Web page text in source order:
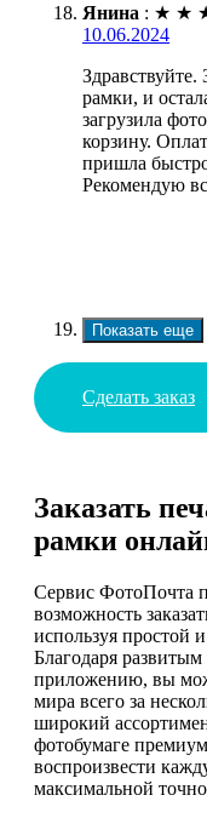
Янина : ★ ★
10.06.2024
Здравствуйте.
рамки, и
загрузила
корзину.
пришла
Рекомендую
Показать еще
Сделать заказ
Заказать
рамки
Сервис ФотоПочта
возможность
используя простой
Благодаря
приложению, вы
мира всего за
широкий
фотобумаге
воспроизвести
максимальной